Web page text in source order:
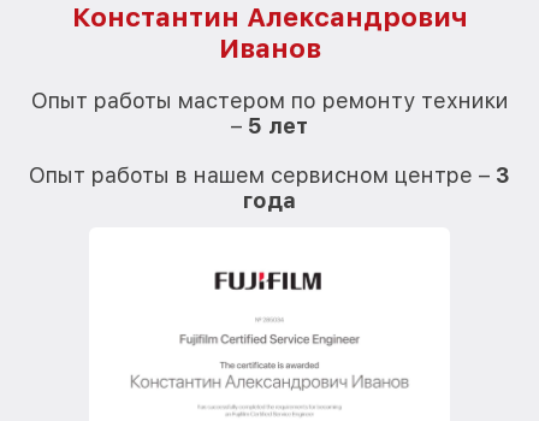
Константин Александрович
Иванов
Опыт работы мастером по ремонту техники
– 5 лет
Опыт работы в нашем сервисном центре – 3
года